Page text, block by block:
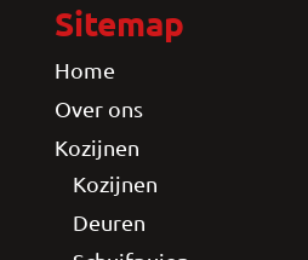
Sitemap
Home
Over ons
Kozijnen
Kozijnen
Deuren